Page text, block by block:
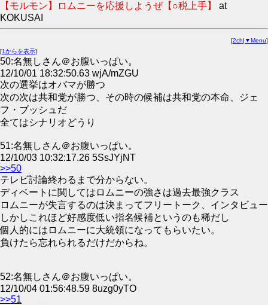
【モルモン】ロムニーを応援しようぜ【○税上手】 at
KOKUSAI
[2ch| ▼Menu]
[1からを表示]
50:名無しさん＠お腹いっぱい。
12/10/01 18:32:50.63 wjA/mZGU
次の選挙はオバマが勝つ
次の次は共和党が勝つ、その時の候補は共和党の本命、ジェ
フ・ブッシュだ
全てはシナリオどうり
51:名無しさん＠お腹いっぱい。
12/10/03 10:32:17.26 5SsJYjNT
>>50
テレビ討論終わるまで分からない。
ディベートに関してはロムニーの強さは過去最強クラス
ロムニーが失言するのは決まってフリートーク、インタビュー
しかしこれほど好感度低い指名候補というのも稀だし
個人的にはロムニーに大統領になってもらいたい。
負けたら忘れられるだけだからね。
52:名無しさん＠お腹いっぱい。
12/10/04 01:56:48.59 8uzg0yTO
>>51